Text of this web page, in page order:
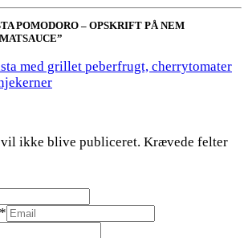
POMODORO – OPSKRIFT PÅ NEM
med grillet peberfrugt, cherrytomater
ikke blive publiceret. Krævede felter
*